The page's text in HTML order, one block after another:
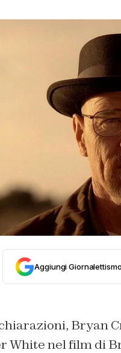
Aggiungi
Bryan
White nel film di